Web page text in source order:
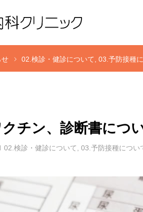
せ 02.検診・健診について 03.予防接種
チン、診断書につ
02.検診・健診について 03.予防接種につい